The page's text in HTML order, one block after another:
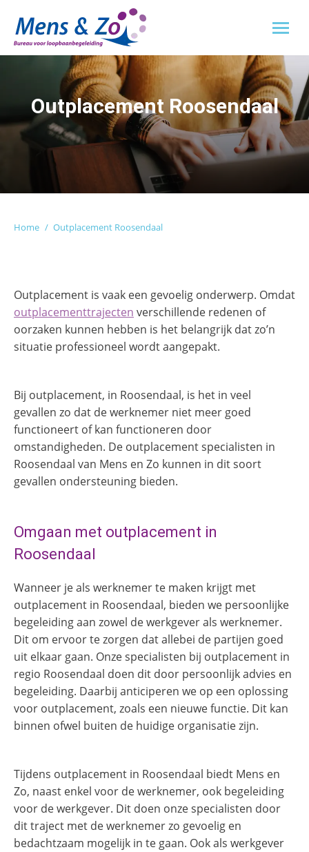
Outplacement Roosendaal
Home Outplacement Roosendaal
Outplacement is vaak een gevoelig onderwerp. Omdat
outplacementtrajecten verschillende redenen of
oorzaken kunnen hebben is het belangrijk dat zo’n
situatie professioneel wordt aangepakt.
Bij outplacement, in Roosendaal, is het in veel
gevallen zo dat de werknemer niet meer goed
functioneert of kan functioneren door
omstandigheden. De outplacement specialisten in
Roosendaal van Mens en Zo kunnen in dit soort
gevallen ondersteuning bieden.
Omgaan met outplacement in
Roosendaal
Wanneer je als werknemer te maken krijgt met
outplacement in Roosendaal, bieden we persoonlijke
begeleiding aan zowel de werkgever als werknemer.
Dit om ervoor te zorgen dat allebei de partijen goed
uit elkaar gaan. Onze specialisten bij outplacement in
regio Roosendaal doen dit door persoonlijk advies en
begeleiding. Daarbij anticiperen we op een oplossing
voor outplacement, zoals een nieuwe functie. Dit kan
binnen ofwel buiten de huidige organisatie zijn.
Tijdens outplacement in Roosendaal biedt Mens en
Zo, naast enkel voor de werknemer, ook begeleiding
voor de werkgever. Dit doen onze specialisten door
dit traject met de werknemer zo gevoelig en
bedachtzaam mogelijk in te gaan. Ook als werkgever